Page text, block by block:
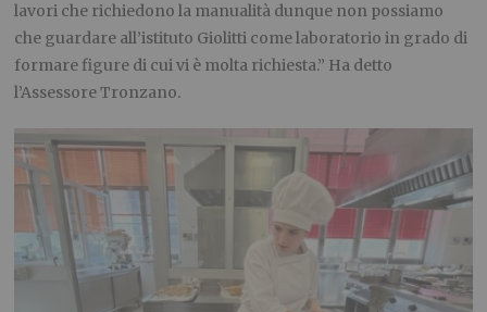
lavori che richiedono la manualità dunque non possiamo
che guardare all’istituto Giolitti come laboratorio in grado di
formare figure di cui vi è molta richiesta.” Ha detto
l’Assessore Tronzano.